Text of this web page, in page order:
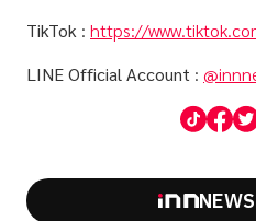
TikTok : https://
LINE Official Account :